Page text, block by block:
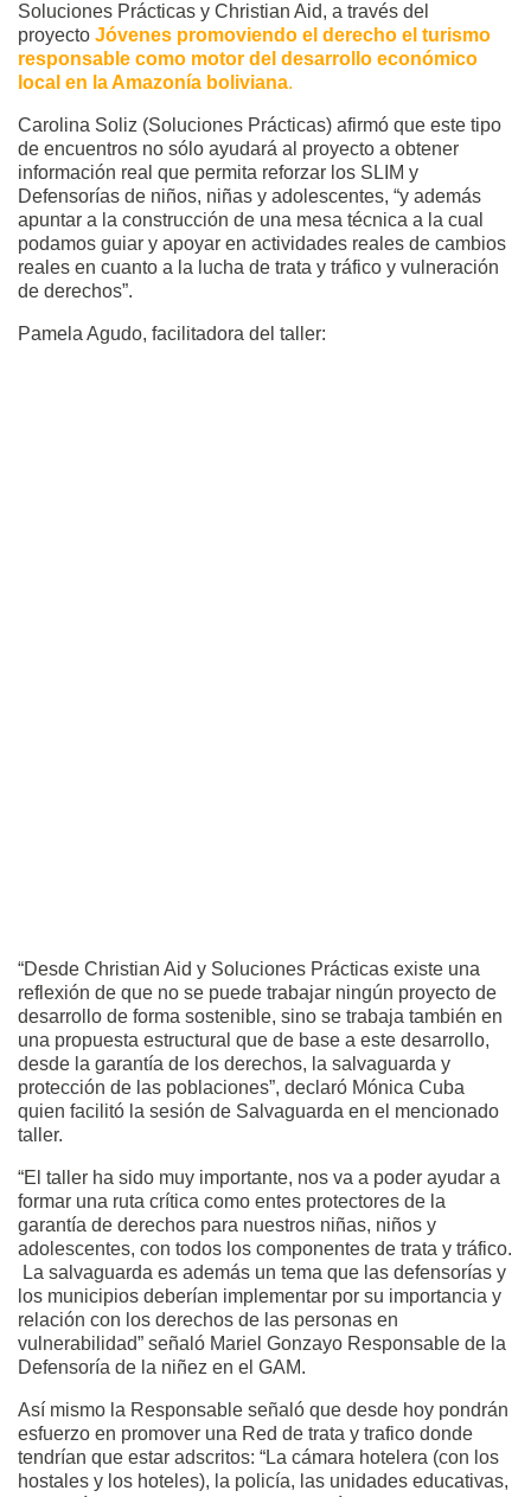
Soluciones Prácticas y Christian Aid, a través del
proyecto Jóvenes promoviendo el derecho el turismo
responsable como motor del desarrollo económico
local en la Amazonía boliviana.
Carolina Soliz (Soluciones Prácticas) afirmó que este tipo
de encuentros no sólo ayudará al proyecto a obtener
información real que permita reforzar los SLIM y
Defensorías de niños, niñas y adolescentes, “y además
apuntar a la construcción de una mesa técnica a la cual
podamos guiar y apoyar en actividades reales de cambios
reales en cuanto a la lucha de trata y tráfico y vulneración
de derechos”.
Pamela Agudo, facilitadora del taller:
“Desde Christian Aid y Soluciones Prácticas existe una
reflexión de que no se puede trabajar ningún proyecto de
desarrollo de forma sostenible, sino se trabaja también en
una propuesta estructural que de base a este desarrollo,
desde la garantía de los derechos, la salvaguarda y
protección de las poblaciones”, declaró Mónica Cuba
quien facilitó la sesión de Salvaguarda en el mencionado
taller.
“El taller ha sido muy importante, nos va a poder ayudar a
formar una ruta crítica como entes protectores de la
garantía de derechos para nuestros niñas, niños y
adolescentes, con todos los componentes de trata y tráfico.
La salvaguarda es además un tema que las defensorías y
los municipios deberían implementar por su importancia y
relación con los derechos de las personas en
vulnerabilidad” señaló Mariel Gonzayo Responsable de la
Defensoría de la niñez en el GAM.
Así mismo la Responsable señaló que desde hoy pondrán
esfuerzo en promover una Red de trata y trafico donde
tendrían que estar adscritos: “La cámara hotelera (con los
hostales y los hoteles), la policía, las unidades educativas,